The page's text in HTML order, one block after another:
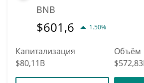
BNB
$601,6 1.50%
Капитализация
$80,11B
Объём